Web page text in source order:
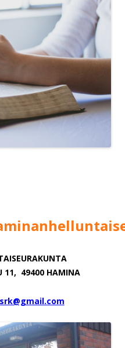
11, 49400 HAMINA